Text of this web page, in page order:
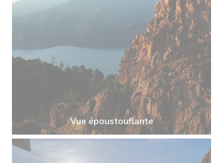
Vue époustouflante